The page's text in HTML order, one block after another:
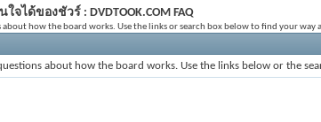
จได้ของชัวร์ : DVDTOOK.COM FAQ
about how the board works. Use the links or search box below to find your way
about how the board works. Use the links below or the